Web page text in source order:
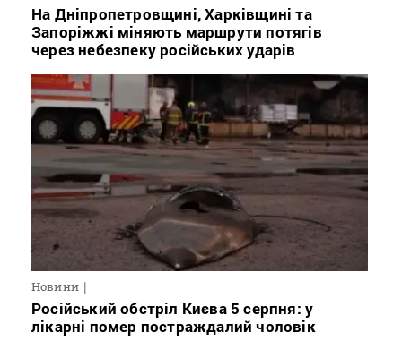
На Дніпропетровщині, Харківщині та
Запоріжжі міняють маршрути потягів
через небезпеку російських ударів
Новини
Російський обстріл Києва 5 серпня: у
лікарні помер постраждалий чоловік